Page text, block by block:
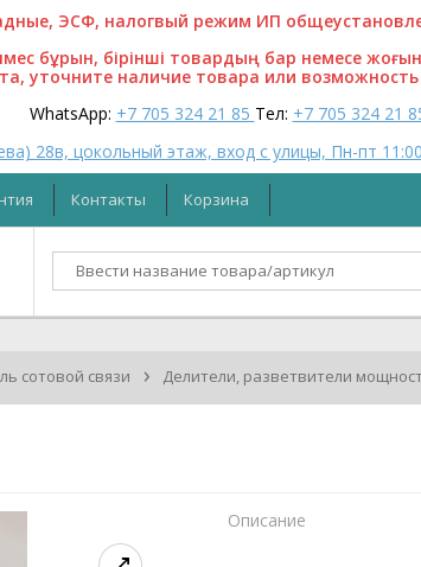
ЭСФ, налогвый режим ИП
бұрын, бірінші товардың бар немесе
уточните наличие товара или
WhatsApp: +7 705 324 21 85 Тел: +7 705 324 21
28в, цокольный этаж, вход с улицы, Пн-пт
Контакты Корзина
сотовой связи › Делители, разветвители
Описание